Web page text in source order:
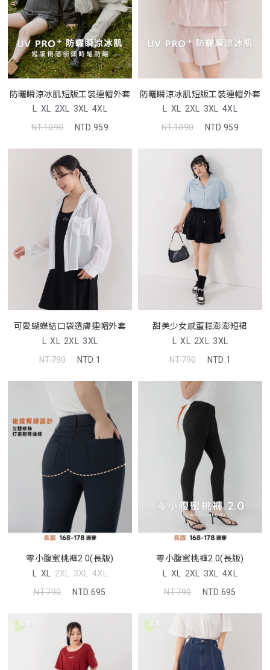
防曬瞬涼冰肌短版工裝連帽外套
L XL 2XL 3XL 4XL
NT.1090
NTD.959
防曬瞬涼冰肌短版工裝連帽外套
L XL 2XL 3XL 4XL
NT.1090
NTD.959
可愛蝴蝶結口袋透膚連帽外套
L XL 2XL 3XL
NT.790
NTD.1
甜美少女感蛋糕澎澎短裙
L XL 2XL 3XL
NT.790
NTD.1
零小腹蜜桃褲2.0(長版)
L XL 2XL 3XL 4XL
NT.790
NTD.695
零小腹蜜桃褲2.0(長版)
L XL 2XL 3XL 4XL
NT.790
NTD.695